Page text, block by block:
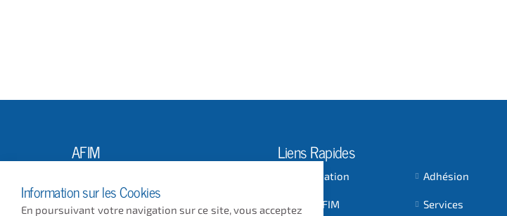
AFIM
75015 PARIS
Liens Rapides
L'Association Adhésion
Actus AFIM
Services
Information sur les Cookies
En poursuivant votre navigation sur ce site, vous acceptez